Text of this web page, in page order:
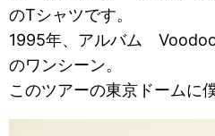
のTシャツです。
1995年、アルバム
のワンシーン。
このツアーの東京ドームに